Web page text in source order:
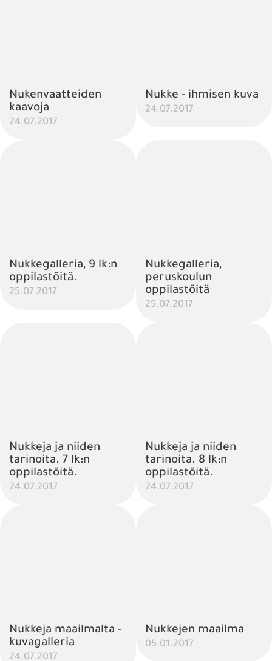
Nukenvaatteiden
kaavoja
24.07.2017
Nukke - ihmisen kuva
24.07.2017
Nukkegalleria, 9 lk:n
oppilastöitä.
25.07.2017
Nukkegalleria,
peruskoulun
oppilastöitä
25.07.2017
Nukkeja ja niiden
tarinoita. 7 lk:n
oppilastöitä.
24.07.2017
Nukkeja ja niiden
tarinoita. 8 lk:n
oppilastöitä.
24.07.2017
Nukkeja maailmalta -
kuvagalleria
24.07.2017
Nukkejen maailma
05.01.2017